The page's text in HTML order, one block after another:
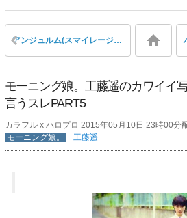
アンジュルム(スマイレージ)が結成7年目に突入！(結成日2009年5月8日) 和田彩花と福田花音はもうすぐハロプロエッグ加入12年目に！
モーニング娘。工藤遥のカワイイ
言うスレPART5
カラフル x ハロプロ 2015年05月10日 23時00分
モーニング娘。
工藤遥